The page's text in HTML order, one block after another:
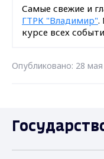
Самые свежие и
ГТРК "Владимир".
курсе всех
Опубликовано: 28